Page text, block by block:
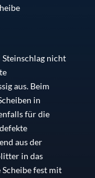
Steinschlag nicht
aus. Beim
in
für die
aus der
in das
Scheibe fest mit